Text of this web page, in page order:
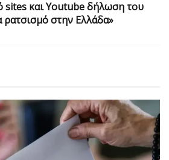
sites και Youtube δήλωση του
ρατσισμό στην Ελλάδα»